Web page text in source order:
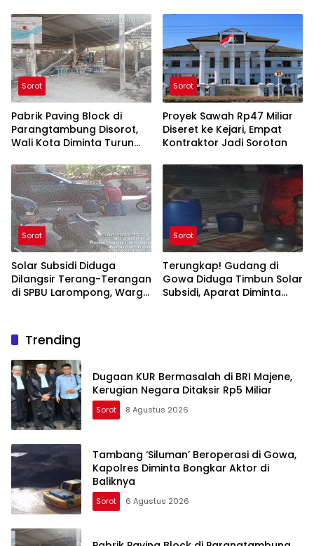
Sorot
Pabrik Paving Block di
Parangtambung Disorot,
Wali Kota Diminta Turun
Sorot
Proyek Sawah Rp47 Miliar
Diseret ke Kejari, Empat
Kontraktor Jadi Sorotan
Sorot
Solar Subsidi Diduga
Dilangsir Terang-Terangan
di SPBU Larompong, Warga
Sorot
Terungkap! Gudang di
Gowa Diduga Timbun Solar
Subsidi, Aparat Diminta
Trending
Dugaan KUR Bermasalah di BRI Majene,
Kerugian Negara Ditaksir Rp5 Miliar
Sorot 8 Agustus 2026
Tambang ‘Siluman’ Beroperasi di Gowa,
Kapolres Diminta Bongkar Aktor di
Baliknya
Sorot 6 Agustus 2026